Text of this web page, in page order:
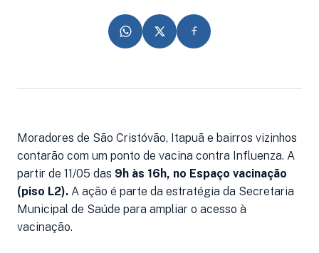
Moradores de São Cristóvão, Itapuã e bairros vizinhos
contarão com um ponto de vacina contra Influenza. A
partir de 11/05 das 9h às 16h, no Espaço vacinação
(piso L2). A ação é parte da estratégia da Secretaria
Municipal de Saúde para ampliar o acesso à
vacinação.